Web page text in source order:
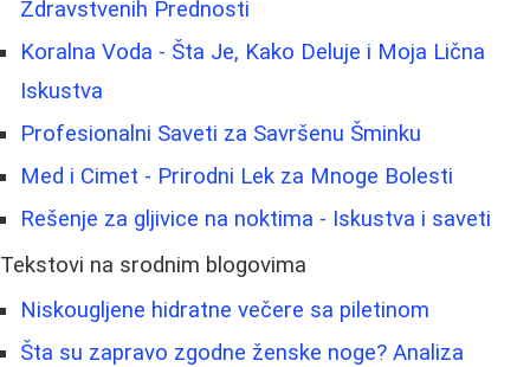
Zdravstvenih Prednosti
Koralna Voda - Šta Je, Kako Deluje i Moja Lična
Iskustva
Profesionalni Saveti za Savršenu Šminku
Med i Cimet - Prirodni Lek za Mnoge Bolesti
Rešenje za gljivice na noktima - Iskustva i saveti
Tekstovi na srodnim blogovima
Niskougljene hidratne večere sa piletinom
Šta su zapravo zgodne ženske noge? Analiza